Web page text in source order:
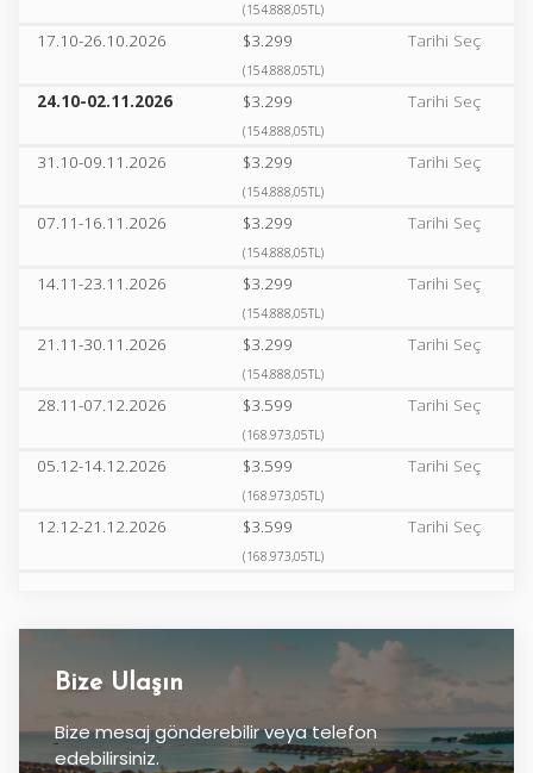
(154.888,05TL)
17.10-26.10.2026 $3.299
(154.888,05TL)
Tarihi Seç
24.10-02.11.2026 $3.299
(154.888,05TL)
Tarihi Seç
31.10-09.11.2026 $3.299
(154.888,05TL)
Tarihi Seç
07.11-16.11.2026 $3.299
(154.888,05TL)
Tarihi Seç
14.11-23.11.2026 $3.299
(154.888,05TL)
Tarihi Seç
21.11-30.11.2026 $3.299
(154.888,05TL)
Tarihi Seç
28.11-07.12.2026 $3.599
(168.973,05TL)
Tarihi Seç
05.12-14.12.2026 $3.599
(168.973,05TL)
Tarihi Seç
12.12-21.12.2026 $3.599
(168.973,05TL)
Tarihi Seç
Bize Ulaşın
Bize mesaj gönderebilir veya telefon
edebilirsiniz.